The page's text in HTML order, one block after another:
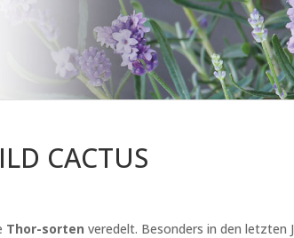
CACTUS
Thor-sorten veredelt. Besonders in den letzten